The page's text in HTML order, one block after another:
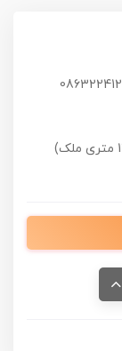
اراک، خیابان سید جمال الدین اسدآبادی (12 متری ملک)